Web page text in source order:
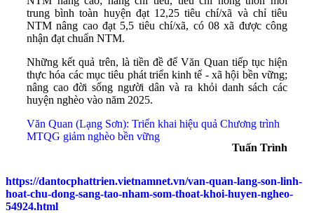
trung bình toàn huyện đạt 12,25 tiêu chí/xã và chỉ tiêu
NTM nâng cao đạt 5,5 tiêu chí/xã, có 08 xã được công
nhận đạt chuẩn NTM.
Những kết quả trên, là tiền đề để Văn Quan tiếp tục hiện
thực hóa các mục tiêu phát triển kinh tế - xã hội bền vững;
nâng cao đời sống người dân và ra khỏi danh sách các
huyện nghèo vào năm 2025.
Văn Quan (Lạng Sơn): Triển khai hiệu quả Chương trình
MTQG giảm nghèo bền vững
Tuấn Trình
https://dantocphattrien.vietnamnet.vn/van-quan-lang-son-linh-
hoat-chu-dong-sang-tao-nham-som-thoat-khoi-huyen-ngheo-
54924.html